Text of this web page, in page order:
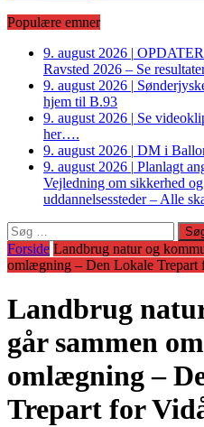
Populære emner
9. august 2026 |
Ravsted 2026 – Se
9. august 2026 |
hjem til B.93
9. august 2026 | Se
her….
9. august 2026 | DM i
9. august 2026 | Planlagt
Vejledning om sikkerhed
uddannelsessteder – Alle
Søg
efter:
Forside Landbrug natur og
omlægning – Den Lokale Trepart
Landbrug
går sammen
omlægning –
Trepart for